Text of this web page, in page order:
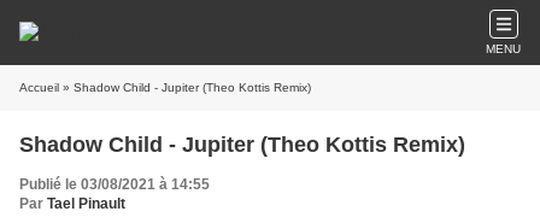
MENU
Accueil » Shadow Child - Jupiter (Theo Kottis Remix)
Shadow Child - Jupiter (Theo Kottis Remix)
Publié le 03/08/2021 à 14:55
Par Tael Pinault